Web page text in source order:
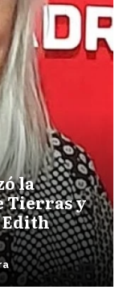
la
Tierras y
Edith